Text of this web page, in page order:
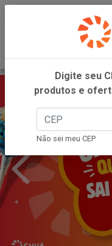
Digite seu
produtos e
Não sei meu CEP